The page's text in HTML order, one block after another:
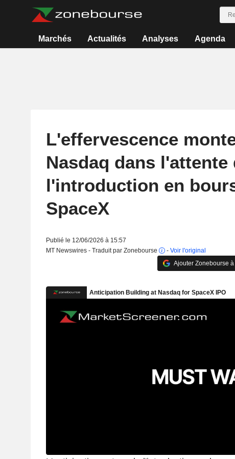
Marchés Actualités Analyses Agenda
L'effervescence
Nasdaq dans l'attente
l'introduction en
SpaceX
Publié le 12/06/2026 à 15:57
MT Newswires - Traduit par Zonebourse
- Voir l'original
Ajouter Zonebourse